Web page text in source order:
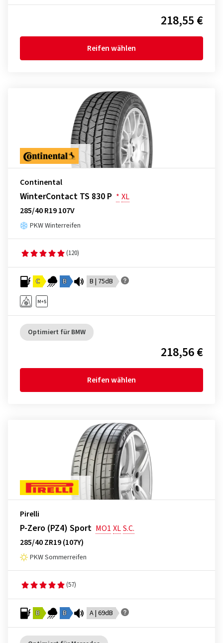
218,55 €
Reifen wählen
Continental
WinterContact TS 830 P * XL
285/40 R19 107V
PKW Winterreifen
(120)
C B B | 75dB
Optimiert für BMW
218,56 €
Reifen wählen
Pirelli
P-Zero (PZ4) Sport MO1 XLS.C.
285/40 ZR19 (107Y)
PKW Sommerreifen
(57)
B B A | 69dB